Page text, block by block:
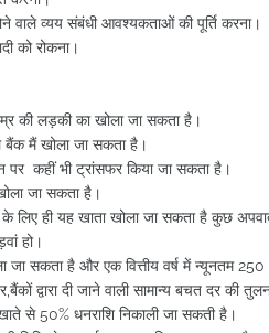
वाले व्यय संबंधी आवश्यकताओं की पूर्ति करना।
को रोकना।
की लड़की का खोला जा सकता है।
बैंक मैं खोला जा सकता है।
कहीं भी ट्रांसफर किया जा सकता है।
जा सकता है।
के लिए ही यह खाता खोला जा सकता है कुछ
हो।
जा सकता है और एक वित्तीय वर्ष में न्यूनतम
द्वारा दी जाने वाली सामान्य बचत दर की
से 50% धनराशि निकाली जा सकती है।